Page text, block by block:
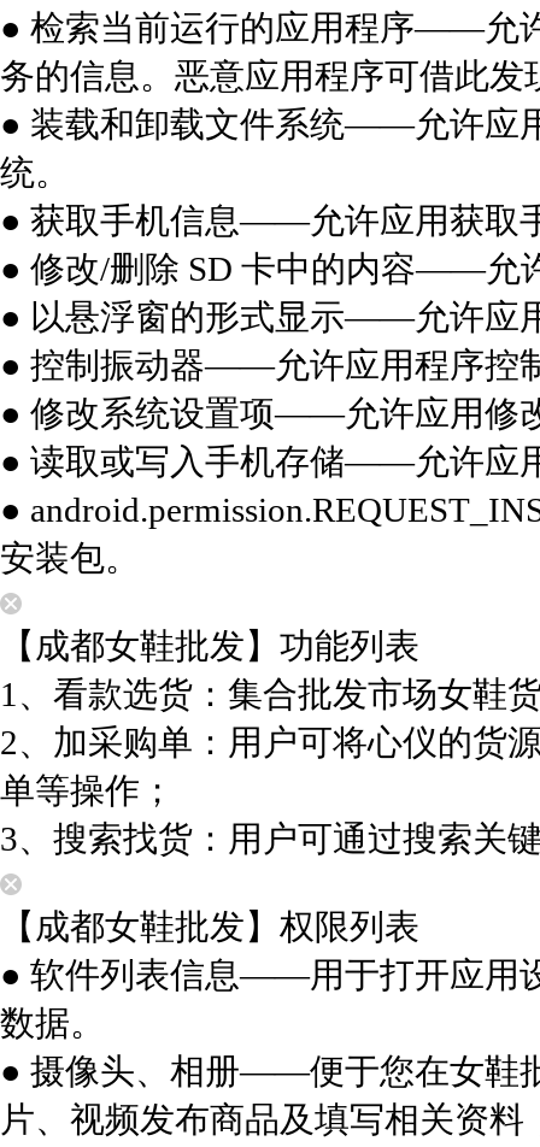
● 检索当前运行的应用程序——允
务的信息。恶意应用程序可借此
● 装载和卸载文件系统——允许应
统。
● 获取手机信息——允许应用获取
● 修改/删除 SD 卡中的内容——允
● 以悬浮窗的形式显示——允许应
● 控制振动器——允许应用程序控
● 修改系统设置项——允许应用修
● 读取或写入手机存储——允许应
●
安装包。
【成都女鞋批发】功能列表
1、看款选货：集合批发市场女鞋
2、加采购单：用户可将心仪的货
单等操作；
3、搜索找货：用户可通过搜索关
【成都女鞋批发】权限列表
● 软件列表信息——用于打开应用
数据。
● 摄像头、相册——便于您在女鞋
片、视频发布商品及填写相关资